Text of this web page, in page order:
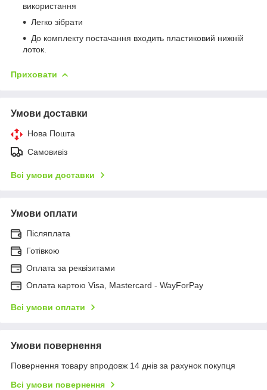
використання
Легко зібрати
До комплекту постачання входить пластиковий нижній
лоток.
Приховати
Умови доставки
Нова Пошта
Самовивіз
Всі умови доставки
Умови оплати
Післяплата
Готівкою
Оплата за реквізитами
Оплата картою Visa, Mastercard - WayForPay
Всі умови оплати
Умови повернення
Повернення товару впродовж 14 днів за рахунок покупця
Всі умови повернення